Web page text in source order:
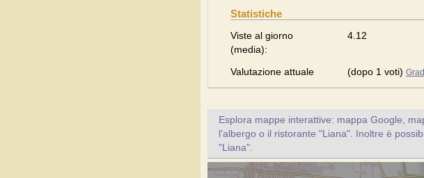
Statistiche
Viste al giorno
(media):
4.12
Valutazione attuale (dopo 1 voti)
Esplora mappe interattive: mappa Google,
l'albergo o il ristorante "Liana". Inoltre è
"Liana".